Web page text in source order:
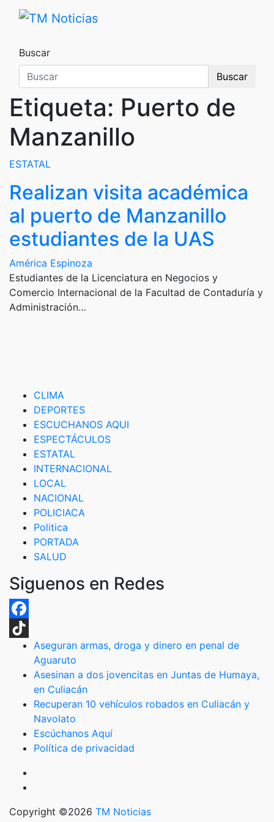
Saltar
Buscar
Buscar
Etiqueta: Puerto de
Manzanillo
ESTATAL
Realizan visita académica
al puerto de Manzanillo
estudiantes de la UAS
América Espinoza
Estudiantes de la Licenciatura en Negocios y
Comercio Internacional de la Facultad de Contaduría y
Administración…
CLIMA
DEPORTES
ESCUCHANOS AQUI
ESPECTÁCULOS
ESTATAL
INTERNACIONAL
LOCAL
NACIONAL
POLICIACA
Politica
PORTADA
SALUD
Siguenos en Redes
Facebook
TikTokAseguran armas, droga y dinero en penal de
Aguaruto
Asesinan a dos jovencitas en Juntas de Humaya,
en Culiacán
Recuperan 10 vehículos robados en Culiacán y
Navolato
Escúchanos Aquí
Política de privacidad
Copyright ©2026 TM Noticias